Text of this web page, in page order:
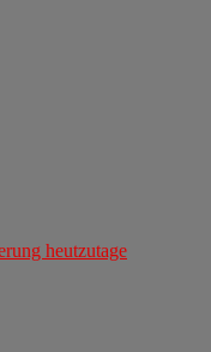
heutzutage